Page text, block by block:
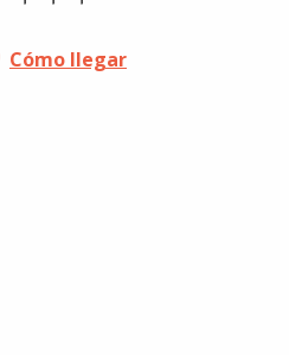
Cómo llegar